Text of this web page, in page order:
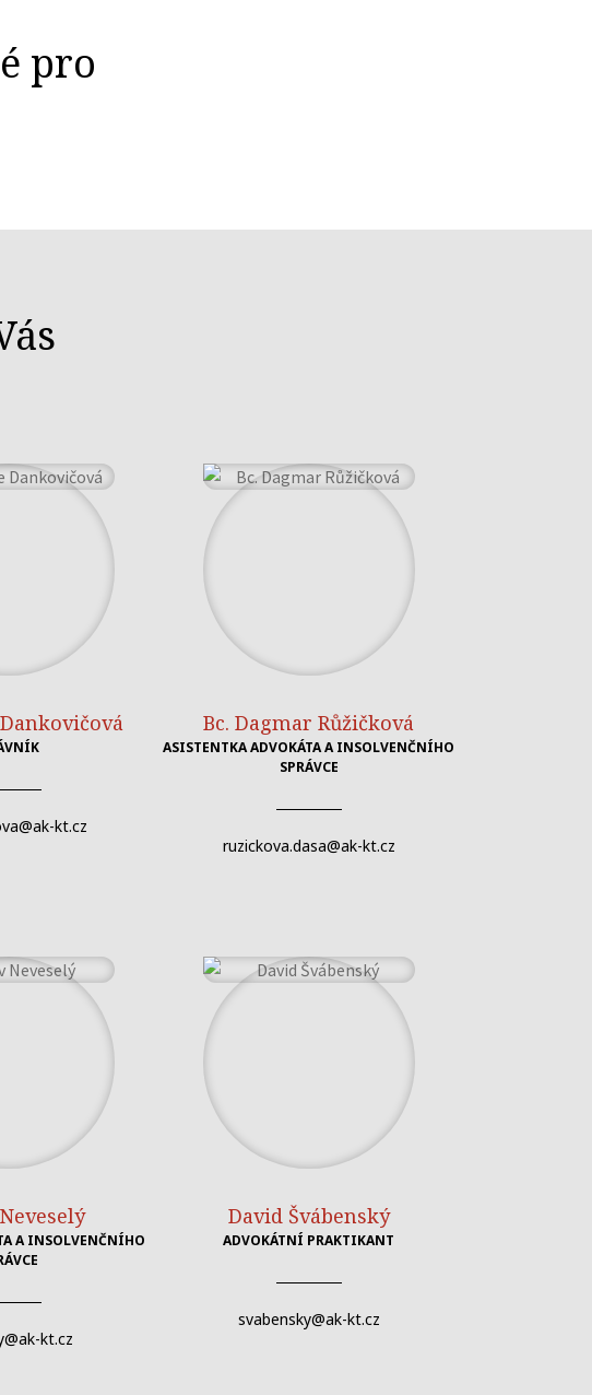
pro
kt.cz
Bc. Dagmar Růžičková
ASISTENTKA ADVOKÁTA A INSOLVENČNÍHO
SPRÁVCE
ruzickova.dasa@ak-kt.cz
A INSOLVENČNÍHO
kt.cz
David Švábenský
ADVOKÁTNÍ PRAKTIKANT
svabensky@ak-kt.cz